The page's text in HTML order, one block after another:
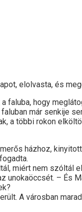
elolvasta, és
faluba, hogy
már senkije
a többi rokon
házhoz,
miért nem szóltál
unokaöccsét. – És
A városban